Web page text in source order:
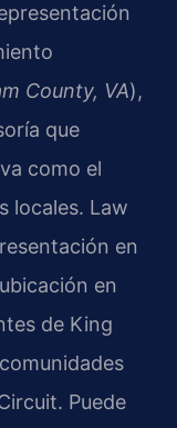
County, VA),
que
como el
locales. Law
en
en
de King
Puede